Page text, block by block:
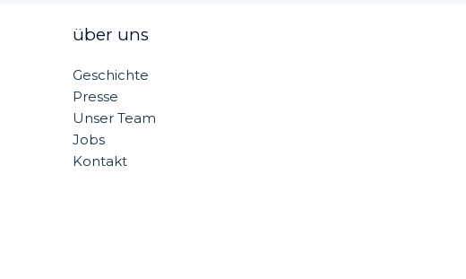
über uns
Geschichte
Presse
Unser Team
Jobs
Kontakt